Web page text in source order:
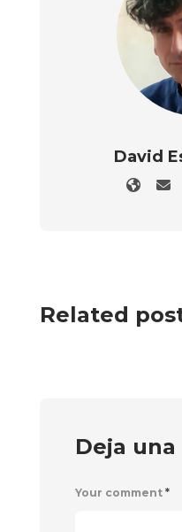
David
Related
Deja
Your comment *